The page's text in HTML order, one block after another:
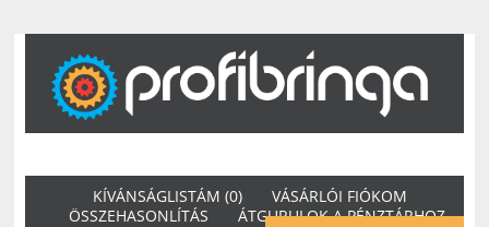
KÍVÁNSÁGLISTÁM (0)
VÁSÁRLÓI FIÓKOM
ÖSSZEHASONLÍTÁS
ÁTGURULOK A PÉNZTÁRHOZ